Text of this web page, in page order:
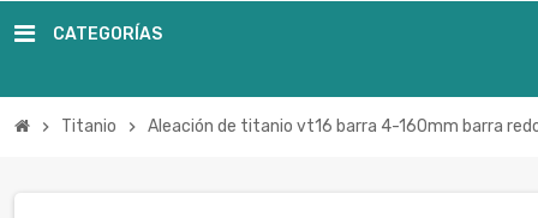
CATEGORÍAS
chevron_right Titanio chevron_right Aleación de titanio vt16 barra 4-160mm barra